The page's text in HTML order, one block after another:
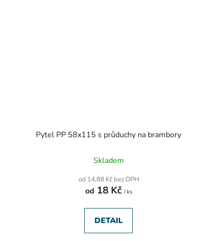
Pytel PP 58x115 s průduchy na brambory
Skladem
od 14,88 Kč bez DPH
od 18 Kč / ks
DETAIL